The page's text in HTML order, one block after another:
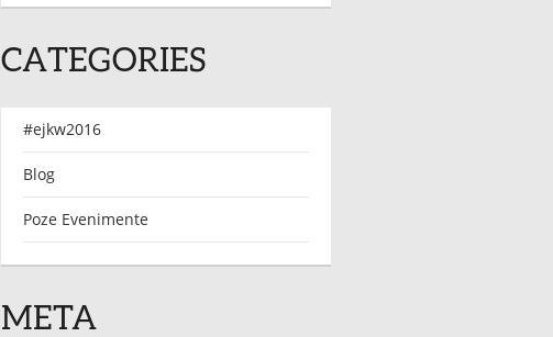
CATEGORIES
#ejkw2016
Blog
Poze Evenimente
META